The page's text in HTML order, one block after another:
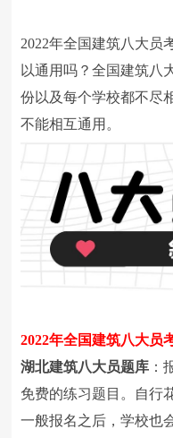
2022年全国建筑八大员
以通用吗？全国建筑八
份以及每个学校都不尽
不能相互通用。
2022年全国建筑八大员
湖北建筑八大员题库 ：
免费的练习题目。自行
一般报名之后，学校也